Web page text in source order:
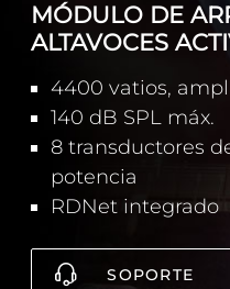
MÓDULO DE
ALTAVOCES
4400 vatios,
140 dB SPL máx.
8 transductores
potencia
RDNet integrado
SOPORTE